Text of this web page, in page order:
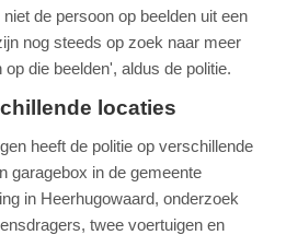
de persoon op beelden uit een
nog steeds op zoek naar meer
die beelden', aldus de politie.
locaties
heeft de politie op verschillende
garagebox in de gemeente
in Heerhugowaard, onderzoek
twee voertuigen en